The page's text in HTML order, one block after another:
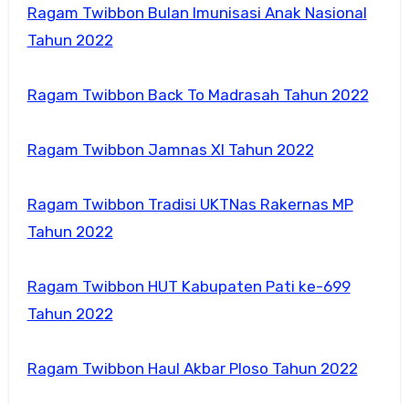
Ragam Twibbon Bulan Imunisasi Anak Nasional
Tahun 2022
Ragam Twibbon Back To Madrasah Tahun 2022
Ragam Twibbon Jamnas XI Tahun 2022
Ragam Twibbon Tradisi UKTNas Rakernas MP
Tahun 2022
Ragam Twibbon HUT Kabupaten Pati ke-699
Tahun 2022
Ragam Twibbon Haul Akbar Ploso Tahun 2022